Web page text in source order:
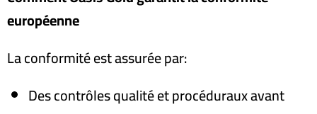
européenne
La conformité est assurée par:
Des contrôles qualité et procéduraux avant